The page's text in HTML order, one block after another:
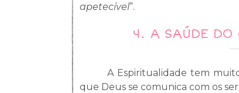
apetecível”.
4. A SAÚDE
A Espiritualidade tem
que Deus se comunica com os